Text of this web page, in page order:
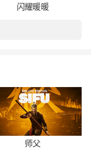
闪耀暖暖
师父